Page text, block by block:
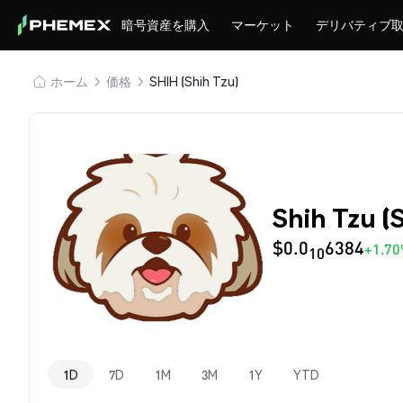
暗号資産を購入 マーケット デリバティブ
ホーム 価格 SHIH (Shih Tzu)
Shih Tzu
$0.0106384
1D 7D 1M 3M 1Y YTD